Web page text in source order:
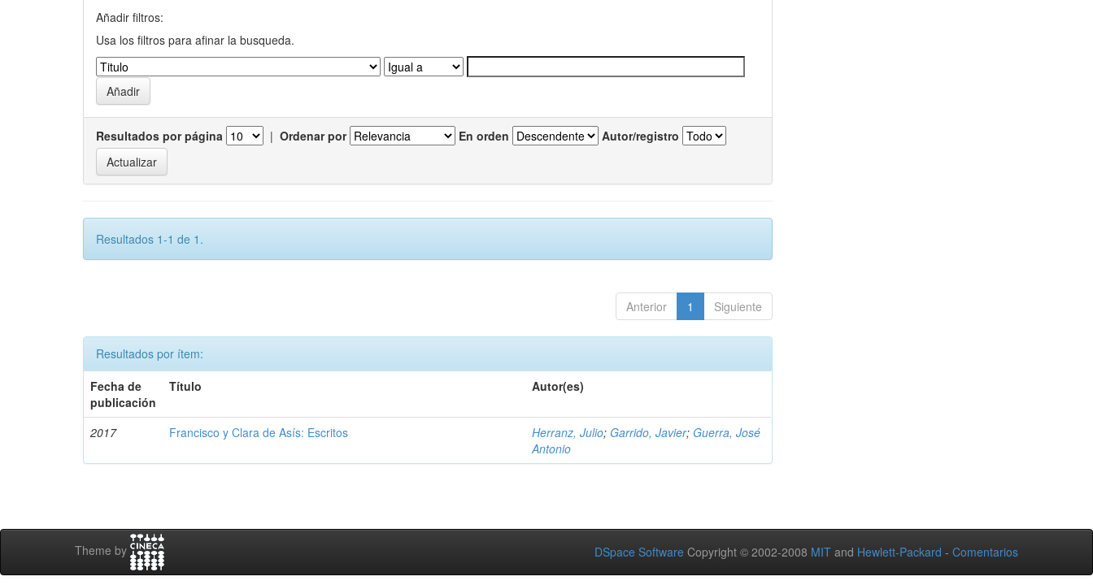
Añadir filtros:
Usa los filtros para afinar la busqueda.
Resultados por página | Ordenar por En orden Autor/registro
Resultados 1-1 de 1.
Anterior 1 Siguiente
Resultados por ítem:
Fecha de
publicación
Título Autor(es)
2017 Francisco y Clara de Asís: Escritos Herranz, Julio; Garrido, Javier; Guerra, José
Antonio
Theme by DSpace Software Copyright © 2002-2008 MIT and Hewlett-Packard - Comentarios